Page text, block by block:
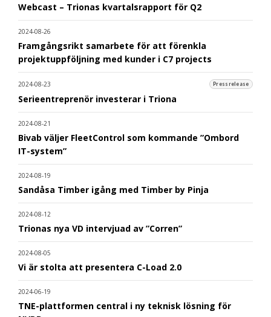
Webcast – Trionas kvartalsrapport för Q2
2024-08-26
Framgångsrikt samarbete för att förenkla
projektuppföljning med kunder i C7 projects
2024-08-23 Pressrelease
Serieentreprenör investerar i Triona
2024-08-21
Bivab väljer FleetControl som kommande ”Ombord
IT-system”
2024-08-19
Sandåsa Timber igång med Timber by Pinja
2024-08-12
Trionas nya VD intervjuad av ”Corren”
2024-08-05
Vi är stolta att presentera C-Load 2.0
2024-06-19
TNE-plattformen central i ny teknisk lösning för